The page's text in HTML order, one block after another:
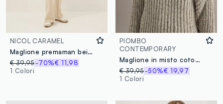
NICOL CARAMEL
Maglione premaman beige in misto viscosa con lavorazione in pizzo
€ 39,95-70%€ 11,98
1 Colori
PIOMBO
CONTEMPORARY
Maglione in misto cotone beige regular fit intrecciato con collo a barca
€ 39,95 -50%€ 19,97
1 Colori